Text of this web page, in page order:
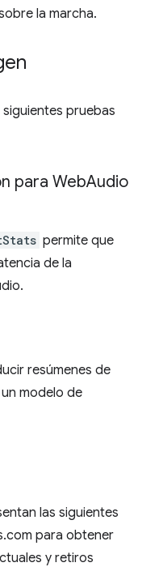
la marcha.
siguientes pruebas
para WebAudio
permite que
de la
resúmenes de
modelo de
las siguientes
para obtener
y retiros